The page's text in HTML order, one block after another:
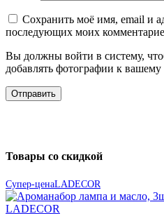
Сохранить моё имя, email и
последующих моих
Вы должны войти в систему,
добавлять фотографии к вашему
Товары со скидкой
Супер-ценаLADECOR